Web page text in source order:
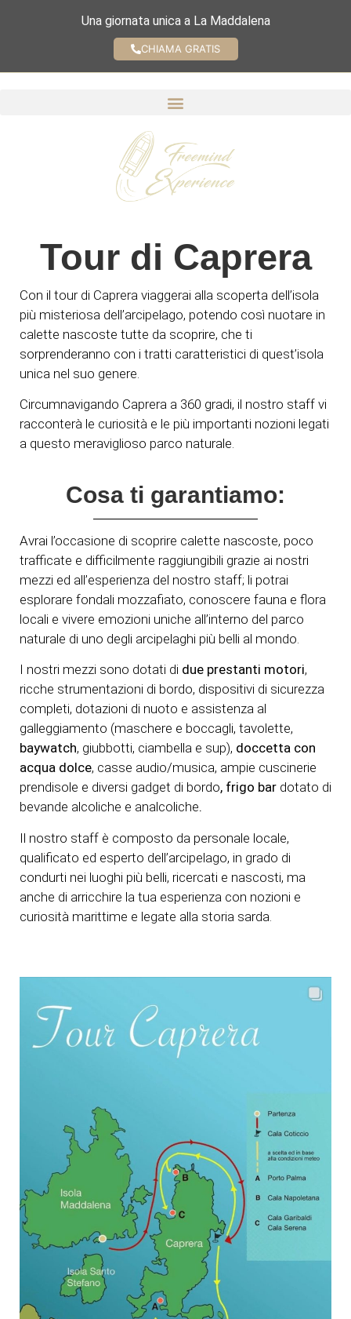
Una giornata unica a La Maddalena
CHIAMA GRATIS
Tour di Caprera
Con il tour di Caprera viaggerai alla scoperta dell’isola
più misteriosa dell’arcipelago, potendo così nuotare in
calette nascoste tutte da scoprire, che ti
sorprenderanno con i tratti caratteristici di quest’isola
unica nel suo genere.
Circumnavigando Caprera a 360 gradi, il nostro staff vi
racconterà le curiosità e le più importanti nozioni legati
a questo meraviglioso parco naturale.
Cosa ti garantiamo:
Avrai l’occasione di scoprire calette nascoste, poco
trafficate e difficilmente raggiungibili grazie ai nostri
mezzi ed all’esperienza del nostro staff; li potrai
esplorare fondali mozzafiato, conoscere fauna e flora
locali e vivere emozioni uniche all’interno del parco
naturale di uno degli arcipelaghi più belli al mondo.
I nostri mezzi sono dotati di due prestanti motori,
ricche strumentazioni di bordo, dispositivi di sicurezza
completi, dotazioni di nuoto e assistenza al
galleggiamento (maschere e boccagli, tavolette,
baywatch, giubbotti, ciambella e sup), doccetta con
acqua dolce, casse audio/musica, ampie cuscinerie
prendisole e diversi gadget di bordo, frigo bar dotato di
bevande alcoliche e analcoliche.
Il nostro staff è composto da personale locale,
qualificato ed esperto dell’arcipelago, in grado di
condurti nei luoghi più belli, ricercati e nascosti, ma
anche di arricchire la tua esperienza con nozioni e
curiosità marittime e legate alla storia sarda.